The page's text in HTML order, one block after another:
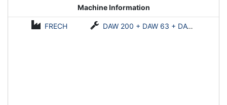
Machine Information
FRECH DAW 200 + DAW 63 + DAW 20